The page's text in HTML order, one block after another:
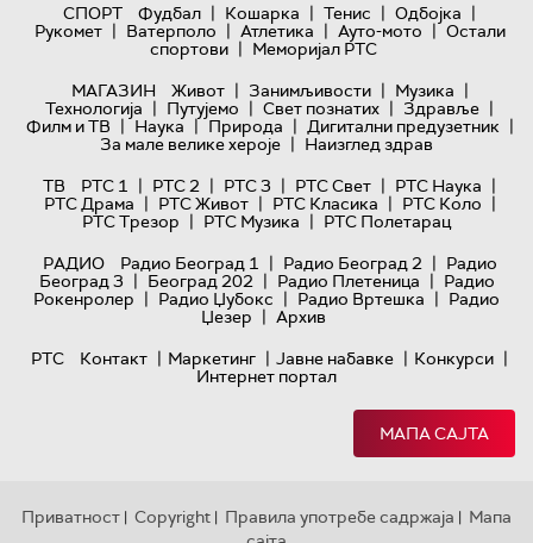
СПОРТ
Фудбал | Кошарка | Тенис | Одбојка |
Рукомет | Ватерполо | Атлетика | Ауто-мото | Остали
спортови | Меморијал РТС
МАГАЗИН
Живот | Занимљивости | Музика |
Технологијa | Путујемо | Свет познатих | Здравље |
Филм и ТВ | Наука | Природа | Дигитални предузетник |
За мале велике хероје | Наизглед здрав
ТВ
РТС 1 | РТС 2 | РТС 3 | РТС Свет | РТС Наука |
РТС Драма | РТС Живот | РТС Класика | РТС Коло |
РТС Трезор | РТС Музика | РТС Полетарац
РАДИО
Радио Београд 1 | Радио Београд 2 | Радио
Београд 3 | Београд 202 | Радио Плетеница | Радио
Рокенролер | Радио Џубокс | Радио Вртешка | Радио
Џезер | Архив
РТС
Контакт | Маркетинг | Јавне набавке | Конкурси |
Интернет портал
МАПА САЈТА
Приватност | Copyright | Правила употребе садржаја | Мапа